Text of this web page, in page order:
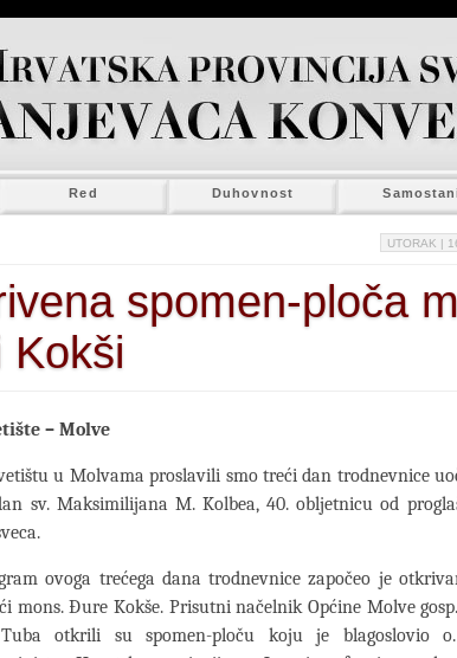
Red Duhovnost
UTORAK |
spomen-ploča
– Molve
u Molvama proslavili smo treći dan trodnevnice
sv. Maksimilijana M. Kolbea, 40. obljetnicu od
ovoga trećega dana trodnevnice započeo je
mons. Đure Kokše. Prisutni načelnik Općine Molve
otkrili su spomen-ploču koju je blagoslovio